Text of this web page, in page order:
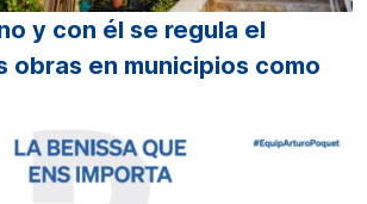
y con él se regula el
obras en municipios como